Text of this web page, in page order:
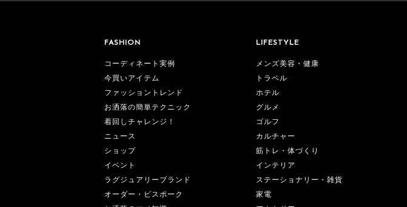
FASHION
コーディネート実例
今買いアイテム
ファッショントレンド
お洒落の簡単テクニック
着回しチャレンジ！
ニュース
ショップ
イベント
ラグジュアリーブランド
オーダー・ビスポーク
LIFESTYLE
メンズ美容・健康
トラベル
ホテル
グルメ
ゴルフ
カルチャー
筋トレ・体づくり
インテリア
ステーショナリー・雑貨
家電